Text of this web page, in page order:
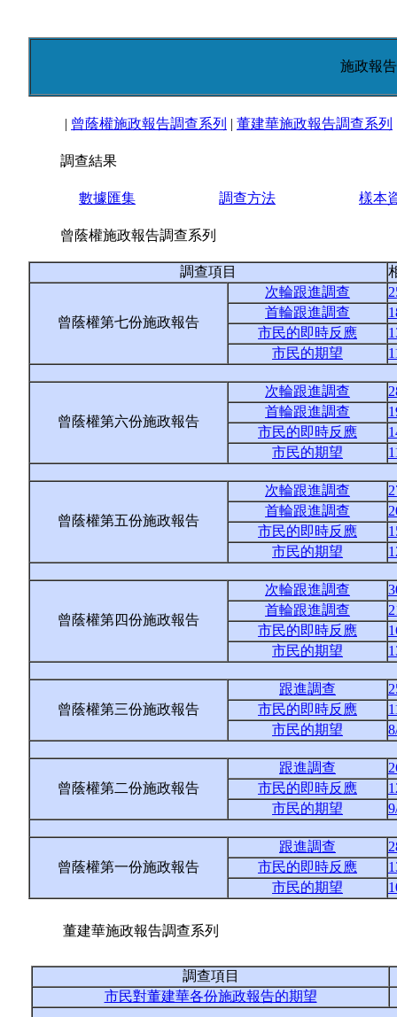
施政報
| 曾蔭權施政報告調查系列 | 董建華施政報告調查系列
調查結果
數據匯集 調查方法 樣本
曾蔭權施政報告調查系列
調查項目
曾蔭權第七份施政報告
次輪跟進調查
首輪跟進調查
市民的即時反應
市民的期望
曾蔭權第六份施政報告
次輪跟進調查
首輪跟進調查
市民的即時反應
市民的期望
曾蔭權第五份施政報告
次輪跟進調查
首輪跟進調查
市民的即時反應
市民的期望
曾蔭權第四份施政報告
次輪跟進調查
首輪跟進調查
市民的即時反應
市民的期望
曾蔭權第三份施政報告
跟進調查
市民的即時反應
市民的期望
曾蔭權第二份施政報告
跟進調查
市民的即時反應
市民的期望
曾蔭權第一份施政報告
跟進調查
市民的即時反應
市民的期望
董建華施政報告調查系列
調查項目
市民對董建華各份施政報告的期望